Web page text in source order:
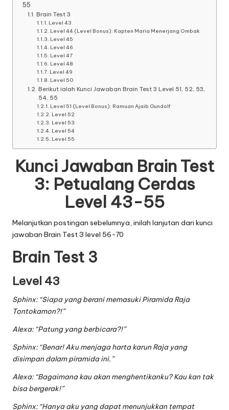
55
Brain Test 3
Level 43
Level 44 (Level Bonus): Kapten Maria Menerjang Ombak
Level 45
Level 46
Level 47
Level 48
Level 49
Level 50
Berikut ialah Kunci Jawaban Brain Test 3 Level 51, 52, 53,
54, 55
Level 51 (Level Bonus): Ramuan Ajaib Gundolf
Level 52
Level 53
Level 54
Level 55
Kunci Jawaban Brain Test
3: Petualang Cerdas
Level 43-55
Melanjutkan postingan sebelumnya, inilah lanjutan dari kunci
jawaban Brain Test 3 level 56-70
Brain Test 3
Level 43
Sphinx: “Siapa yang berani memasuki Piramida Raja
Tontokamon?!”
Alexa: “Patung yang berbicara?!”
Sphinx: “Benar! Aku menjaga harta karun Raja yang
disimpan dalam piramida ini.”
Alexa: “Bagaimana kau akan menghentikanku? Kau kan tak
bisa bergerak!”
Sphinx: “Hanya aku yang dapat menunjukkan tempat